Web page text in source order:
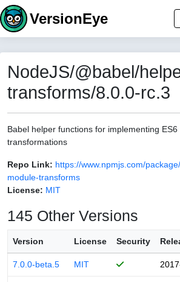
VersionEye
NodeJS/@babel/
transforms/8.0.0-rc.3
Babel helper functions for implementing ES6
transformations
Repo Link: https://www.npmjs.com/
module-transforms
License: MIT
145 Other Versions
Version License Security
7.0.0-beta.5 MIT